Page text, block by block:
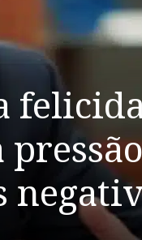
pressão